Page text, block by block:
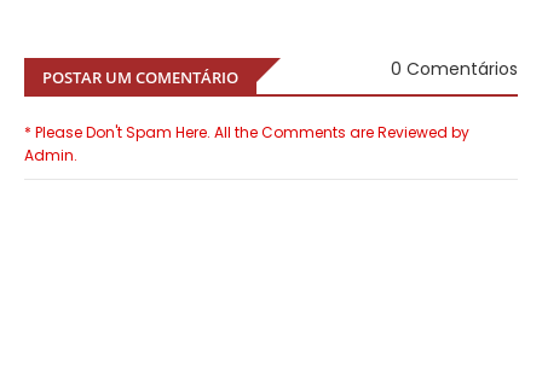
POSTAR UM COMENTÁRIO 0 Comentários
* Please Don't Spam Here. All the Comments are Reviewed by
Admin.